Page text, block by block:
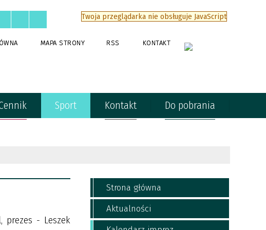
Twoja przeglądarka nie obsługuje JavaScript
MAPA STRONY RSS KONTAKT
Sport Kontakt Do pobrania
prezes - Leszek
Strona główna
Aktualności